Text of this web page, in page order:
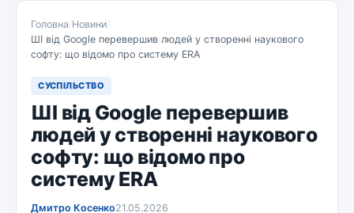
Головна/Новини/
ШІ від Google перевершив людей у створенні наукового
софту: що відомо про систему ERA
СУСПІЛЬСТВО
ШІ від Google перевершив
людей у створенні наукового
софту: що відомо про
систему ERA
Дмитро Косенко21.05.2026